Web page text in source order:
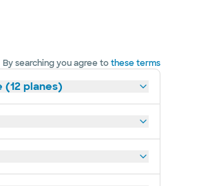
By searching you agree tothese terms
(12 planes)